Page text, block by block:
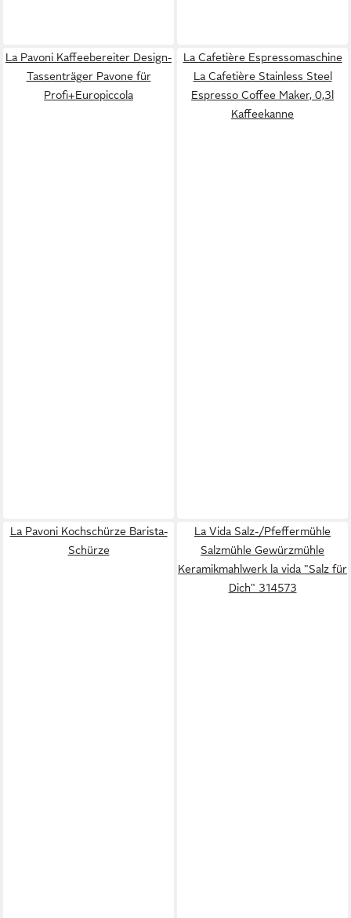
La Pavoni Kaffeebereiter Design-
Tassenträger Pavone für
Profi+Europiccola
La Cafetière Espressomaschine
La Cafetière Stainless Steel
Espresso Coffee Maker, 0,3l
Kaffeekanne
La Pavoni Kochschürze Barista-
Schürze
La Vida Salz-/Pfeffermühle
Salzmühle Gewürzmühle
Keramikmahlwerk la vida "Salz für
Dich" 314573